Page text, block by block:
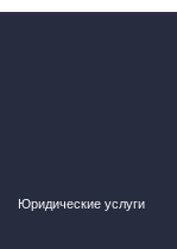
Юридические услуги